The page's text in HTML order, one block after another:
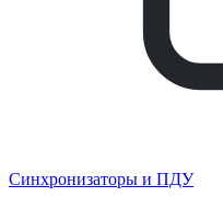
Синхронизаторы и ПДУ